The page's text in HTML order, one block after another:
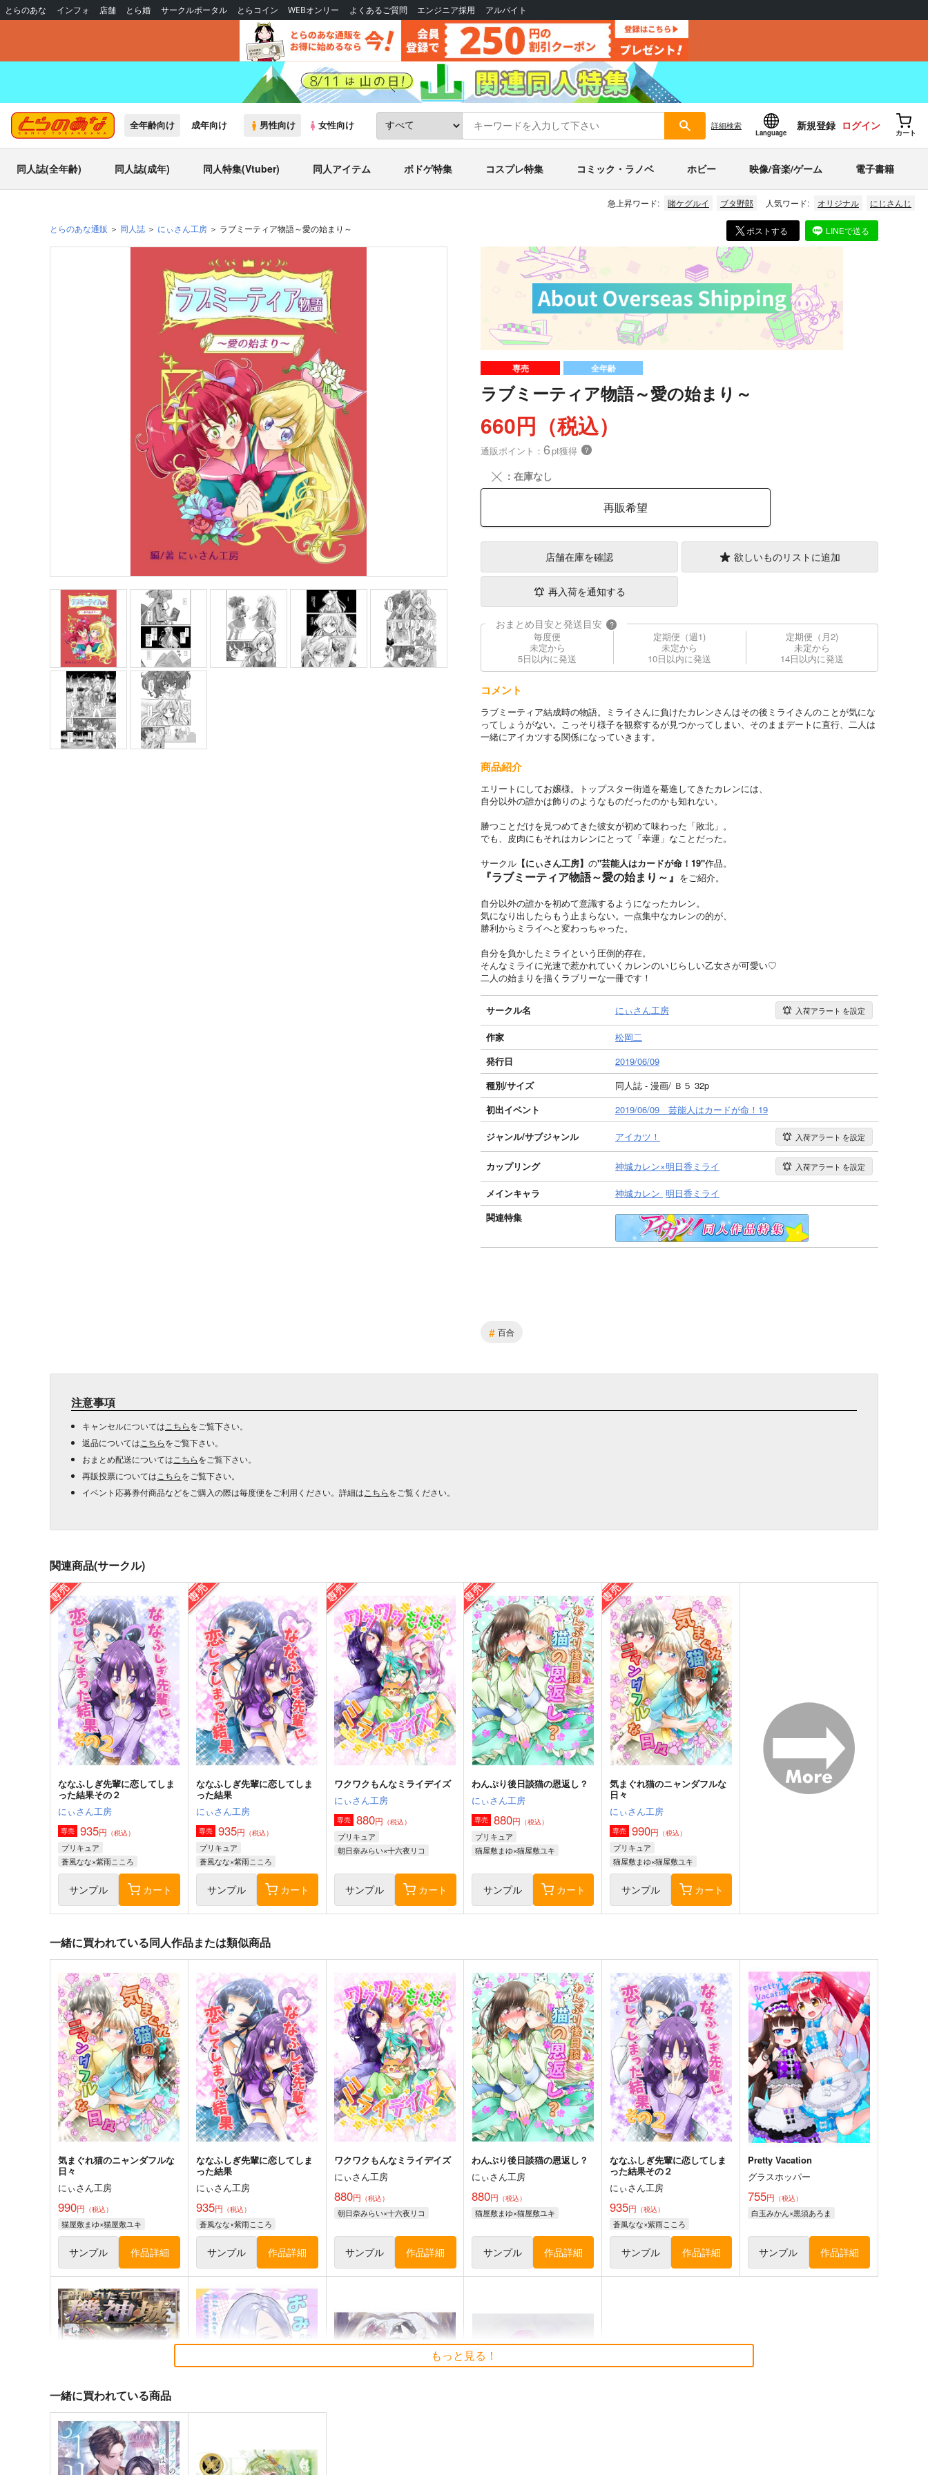
とらのあな インフォ 店舗 とら婚 サークルポータル とらコイン WEBオンリー よくあるご質問 エンジニア採用 アルバイト
全年齢向け 成年向け 男性向け 女性向け 詳細検索
Language
新規登録 ログイン
カート
同人誌(全年齢) 同人誌(成年) 同人特集(Vtuber) 同人アイテム ボドゲ特集 コスプレ特集 コミック・ラノベ ホビー 映像/音楽/ゲーム 電子書籍
急上昇ワード: 賭ケグルイ ブタ野郎 人気ワード: オリジナル にじさんじ
とらのあな通販 同人誌 にぃさん工房 ラブミーティア物語～愛の始まり～ ポストする LINEで送る
専売 全年齢
ラブミーティア物語～愛の始まり～
660円（税込）
通販ポイント： 6pt獲得 ？
╳ ：在庫なし
再販希望
店舗在庫を確認 欲しいものリストに追加
再入荷を通知する
おまとめ目安と発送目安 ?
毎度便
未定から
5日以内に発送
定期便（週1)
未定から
10日以内に発送
定期便（月2)
未定から
14日以内に発送
コメント
ラブミーティア結成時の物語。ミライさんに負けたカレンさんはその後ミライさんのことが気にな
ってしょうがない。こっそり様子を観察するが見つかってしまい、そのままデートに直行、二人は
一緒にアイカツする関係になっていきます。
商品紹介
エリートにしてお嬢様。トップスター街道を驀進してきたカレンには、
自分以外の誰かは飾りのようなものだったのかも知れない。
勝つことだけを見つめてきた彼女が初めて味わった「敗北」。
でも、皮肉にもそれはカレンにとって「幸運」なことだった。
サークル 【にぃさん工房】 の"芸能人はカードが命！19"作品。
『ラブミーティア物語～愛の始まり～』 をご紹介。
自分以外の誰かを初めて意識するようになったカレン。
気になり出したらもう止まらない。一点集中なカレンの的が、
勝利からミライへと変わっちゃった。
自分を負かしたミライという圧倒的存在。
そんなミライに光速で惹かれていくカレンのいじらしい乙女さが可愛い♡
二人の始まりを描くラブリーな一冊です！
サークル名 にぃさん工房 入荷アラート を設定
作家
松岡二
発行日
2019/06/09
種別/サイズ
同人誌 - 漫画/ Ｂ５ 32p
初出イベント
2019/06/09 芸能人はカードが命！19
ジャンル/サブジャンル アイカツ！ 入荷アラート を設定
カップリング 神城カレン×明日香ミライ 入荷アラート を設定
メインキャラ 神城カレン 明日香ミライ
関連特集
# 百合
注意事項
キャンセルについては こちらをご覧下さい。
返品については こちらをご覧下さい。
おまとめ配送については こちらをご覧下さい。
再販投票については こちらをご覧下さい。
イベント応募券付商品などをご購入の際は毎度便をご利用ください。詳細は こちらをご覧ください。
関連商品(サークル)
ななふしぎ先輩に恋してしま
った結果その２
にぃさん工房
専売 935円 （税込）
プリキュア
蒼風なな×紫雨こころ
サンプル カート
ななふしぎ先輩に恋してしま
った結果
にぃさん工房
専売 935円 （税込）
プリキュア
蒼風なな×紫雨こころ
サンプル カート
ワクワクもんなミライデイズ
にぃさん工房
専売 880円 （税込）
プリキュア
朝日奈みらい×十六夜リコ
サンプル カート
わんぷり後日談猫の恩返し？
にぃさん工房
専売 880円 （税込）
プリキュア
猫屋敷まゆ×猫屋敷ユキ
サンプル カート
気まぐれ猫のニャンダフルな
日々
にぃさん工房
専売 990円 （税込）
プリキュア
猫屋敷まゆ×猫屋敷ユキ
サンプル カート
一緒に買われている同人作品または類似商品
気まぐれ猫のニャンダフルな
日々
にぃさん工房
990円 （税込）
猫屋敷まゆ×猫屋敷ユキ
サンプル 作品詳細
ななふしぎ先輩に恋してしま
った結果
にぃさん工房
935円 （税込）
蒼風なな×紫雨こころ
サンプル 作品詳細
ワクワクもんなミライデイズ
にぃさん工房
880円 （税込）
朝日奈みらい×十六夜リコ
サンプル 作品詳細
わんぷり後日談猫の恩返し？
にぃさん工房
880円 （税込）
猫屋敷まゆ×猫屋敷ユキ
サンプル 作品詳細
ななふしぎ先輩に恋してしま
った結果その２
にぃさん工房
935円 （税込）
蒼風なな×紫雨こころ
サンプル 作品詳細
Pretty Vacation
グラスホッパー
755円 （税込）
白玉みかん×黒須あろま
サンプル 作品詳細
もっと見る！
一緒に買われている商品